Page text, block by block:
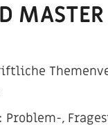
Problem-,